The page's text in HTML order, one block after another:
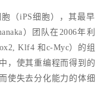
（iPS细胞），其最早
）团队在2006年利
Klf4 和c-Myc）的组
，使其重编程而得到的
使失去分化能力的体细